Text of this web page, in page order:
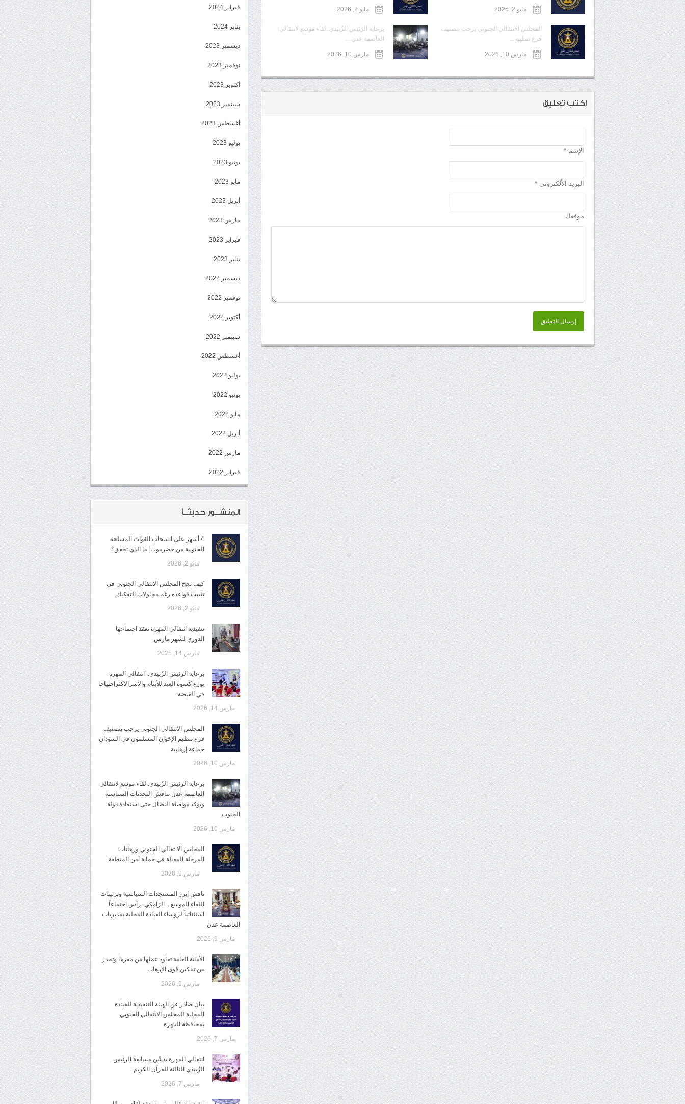
مايو 2, 2026 مايو 2, 2026
المجلس الانتقالي الجنوبي يرحب بتصنيف
فرع تنظيم ...
مارس 10, 2026
برعاية الرئيس الزُبيدي..لقاء موسع لانتقالي
العاصمة عدن ...
مارس 10, 2026
اكتب تعليق
الإسم *
البريد الألكترونى *
موقعك
إرسال التعليق
فبراير 2024
يناير 2024
ديسمبر 2023
نوفمبر 2023
أكتوبر 2023
سبتمبر 2023
أغسطس 2023
يوليو 2023
يونيو 2023
مايو 2023
أبريل 2023
مارس 2023
فبراير 2023
يناير 2023
ديسمبر 2022
نوفمبر 2022
أكتوبر 2022
سبتمبر 2022
أغسطس 2022
يوليو 2022
يونيو 2022
مايو 2022
أبريل 2022
مارس 2022
فبراير 2022
المنشــور حديثــاً
4 أشهر على انسحاب القوات المسلحة
الجنوبية من حضرموت: ما الذي تحقق؟
مايو 2, 2026
كيف نجح المجلس الانتقالي الجنوبي في
تثبيت قواعده رغم محاولات التفكيك
مايو 2, 2026
تنفيذية انتقالي المهرة تعقد اجتماعها
الدوري لشهر مارس
مارس 14, 2026
برعاية الرئيس الزُبيدي.. انتقالي المهرة
يوزع كسوة العيد للأيتام والأسرالاكثرإحتياجا
في الغيضة
مارس 14, 2026
المجلس الانتقالي الجنوبي يرحب بتصنيف
فرع تنظيم الإخوان المسلمون في السودان
جماعة إرهابية
مارس 10, 2026
برعاية الرئيس الزُبيدي..لقاء موسع لانتقالي
العاصمة عدن يناقش التحديات السياسية
ويؤكد مواصلة النضال حتى استعادة دولة
الجنوب
مارس 10, 2026
المجلس الانتقالي الجنوبي ورهانات
المرحلة المقبلة في حماية أمن المنطقة
مارس 9, 2026
ناقش إبرز المستجدات السياسية وترتيبات
اللقاء الموسع .. الزامكي يرأس اجتماعاً
استثنائياً لرؤساء القيادة المحلية بمديريات
العاصمة عدن
مارس 9, 2026
الأمانة العامة تعاود عملها من مقرها وتحذر
من تمكين قوى الإرهاب
مارس 9, 2026
بيان صادر عن الهيئة التنفيذية للقيادة
المحلية للمجلس الانتقالي الجنوبي
بمحافظة المهرة
مارس 7, 2026
انتقالي المهرة يدشّن مسابقة الرئيس
الزُبيدي الثالثة للقرآن الكريم
مارس 7, 2026